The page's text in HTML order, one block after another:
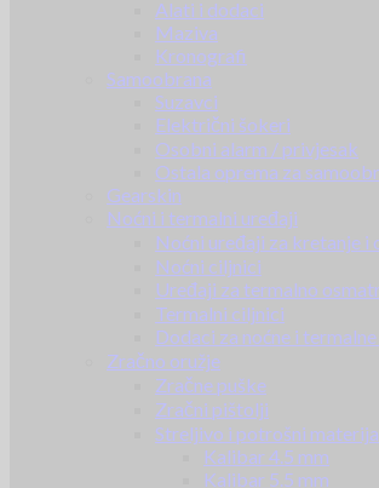
Alati i dodaci
Maziva
Kronografi
Samoobrana
Suzavci
Električni šokeri
Osobni alarm / privjesak
Ostala oprema za
Gearskin
Noćni i termalni uređaji
Noćni uređaji za kretanje i
Noćni ciljnici
Uređaji za termalno
Termalni ciljnici
Dodaci za noćne i
Zračno oružje
Zračne puške
Zračni pištolji
Streljivo i potrošni
Kalibar 4.5 mm
Kalibar 5.5 mm